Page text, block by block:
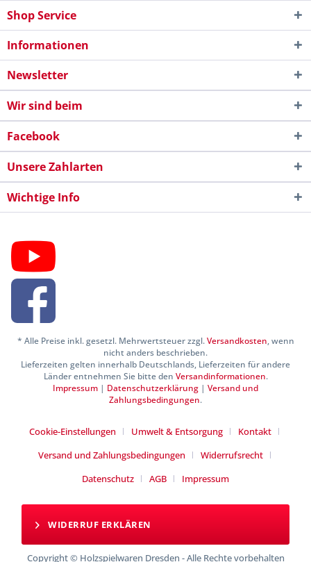
Shop Service
Informationen
Newsletter
Wir sind beim
Facebook
Unsere Zahlarten
Wichtige Info
* Alle Preise inkl. gesetzl. Mehrwertsteuer zzgl.Versandkosten, wenn
nicht anders beschrieben.
Lieferzeiten gelten innerhalb Deutschlands, Lieferzeiten für andere
Länder entnehmen Sie bitte den Versandinformationen.
Impressum | Datenschutzerklärung | Versand und
Zahlungsbedingungen.
Cookie-Einstellungen Umwelt & Entsorgung
Kontakt
Versand und Zahlungsbedingungen
Widerrufsrecht
Datenschutz
AGB Impressum
WIDERRUF ERKLÄREN
Copyright © Holzspielwaren Dresden - Alle Rechte vorbehalten